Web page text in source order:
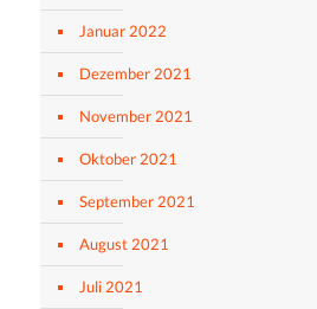
Januar 2022
Dezember 2021
November 2021
Oktober 2021
September 2021
August 2021
Juli 2021